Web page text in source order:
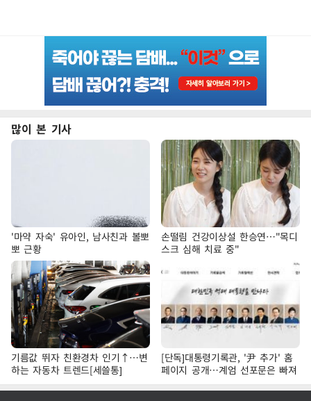
많이 본 기사
'마약 자숙' 유아인, 남사친과 볼뽀
뽀 근황
손떨림 건강이상설 한승연…"목디
스크 심해 치료 중"
기름값 뛰자 친환경차 인기↑…변
하는 자동차 트렌드[세쓸통]
[단독]대통령기록관, '尹 추가' 홈
페이지 공개…계엄 선포문은 빠져